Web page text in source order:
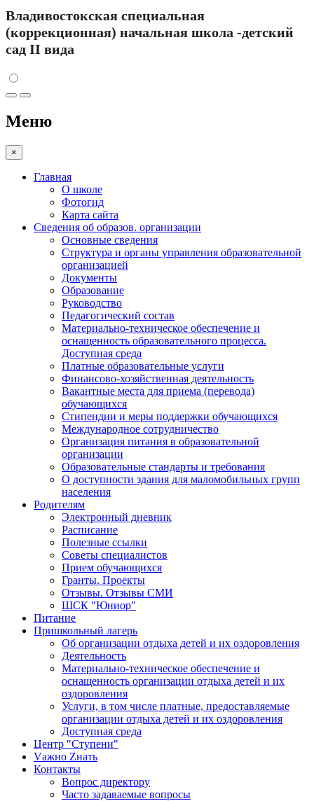
Владивостокская специальная
(коррекционная) начальная школа -детский
сад II вида
Меню
×
Главная
О школе
Фотогид
Карта сайта
Сведения об образов. организации
Основные сведения
Структура и органы управления образовательной
организацией
Документы
Образование
Руководство
Педагогический состав
Материально-техническое обеспечение и
оснащенность образовательного процесса.
Доступная среда
Платные образовательные услуги
Финансово-хозяйственная деятельность
Вакантные места для приема (перевода)
обучающихся
Стипендии и меры поддержки обучающихся
Международное сотрудничество
Организация питания в образовательной
организации
Образовательные стандарты и требования
О доступности здания для маломобильных групп
населения
Родителям
Электронный дневник
Расписание
Полезные ссылки
Советы специалистов
Прием обучающихся
Гранты. Проекты
Отзывы. Отзывы СМИ
ШСК "Юниор"
Питание
Пришкольный лагерь
Об организации отдыха детей и их оздоровления
Деятельность
Материально-техническое обеспечение и
оснащенность организации отдыха детей и их
оздоровления
Услуги, в том числе платные, предоставляемые
организации отдыха детей и их оздоровления
Доступная среда
Центр "Ступени"
Vажно Zнать
Контакты
Вопрос директору
Часто задаваемые вопросы